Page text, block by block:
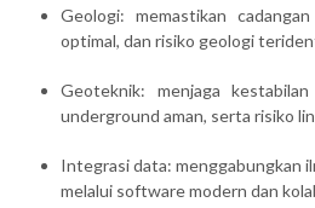
Geologi: memastikan
optimal, dan risiko geologi
Geoteknik: menjaga
underground aman, serta risiko
Integrasi data: menggabungkan
melalui software modern dan